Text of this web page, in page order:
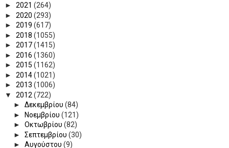
► 2021 (264)
► 2020 (293)
► 2019 (617)
► 2018 (1055)
► 2017(1415)
► 2016 (1360)
► 2015 (1162)
► 2014(1021)
► 2013 (1006)
▼ 2012 (722)
► Δεκεμβρίου (84)
►
Νοεμβρίου (121)
► Οκτωβρίου (82)
► Σεπτεμβρίου (30)
► Αυγούστου (9)